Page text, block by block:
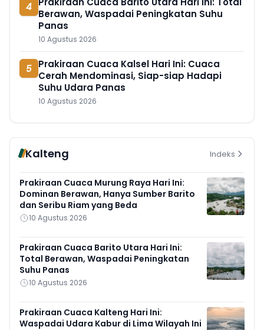
4
Berawan, Waspadai Peningkatan Suhu
Panas
10 Agustus 2026
5 Prakiraan Cuaca Kalsel Hari Ini: Cuaca
Cerah Mendominasi, Siap-siap Hadapi
Suhu Udara Panas
10 Agustus 2026
Kalteng Indeks
Prakiraan Cuaca Murung Raya Hari Ini:
Dominan Berawan, Hanya Sumber Barito
dan Seribu Riam yang Beda
10 Agustus 2026
Prakiraan Cuaca Barito Utara Hari Ini:
Total Berawan, Waspadai Peningkatan
Suhu Panas
10 Agustus 2026
Prakiraan Cuaca Kalteng Hari Ini:
Waspadai Udara Kabur di Lima Wilayah Ini